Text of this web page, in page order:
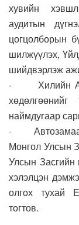
хувийн
аудитын
цогцолборын
шилжүүлэх,
шийдвэрлэж
· Хилийн
наймдугаар
· Автозамаар
Монгол Улсын
Улсын Засгийн
хэлэлцэн
олгох тухай
тогтов.